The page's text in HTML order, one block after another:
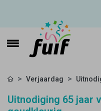
Verjaardag
Uitnodiging 65 jaar